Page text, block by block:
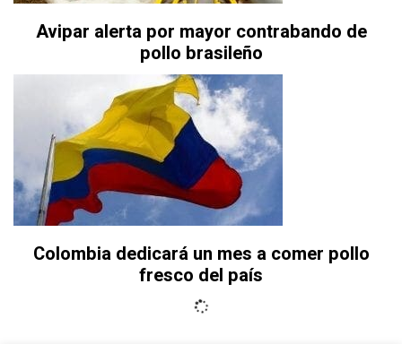
Avipar alerta por mayor contrabando de
pollo brasileño
Colombia dedicará un mes a comer pollo
fresco del país